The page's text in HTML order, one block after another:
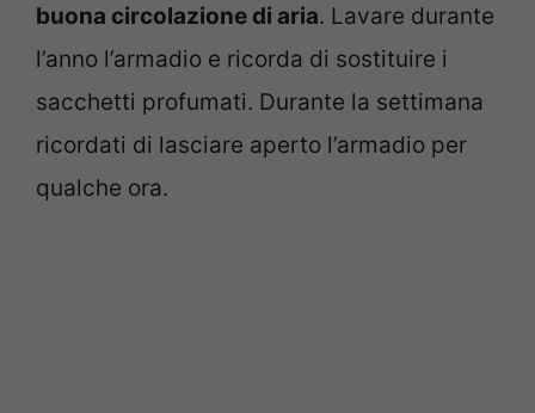
buona circolazione di aria. Lavare durante
l’anno l’armadio e ricorda di sostituire i
sacchetti profumati. Durante la settimana
ricordati di lasciare aperto l’armadio per
qualche ora.